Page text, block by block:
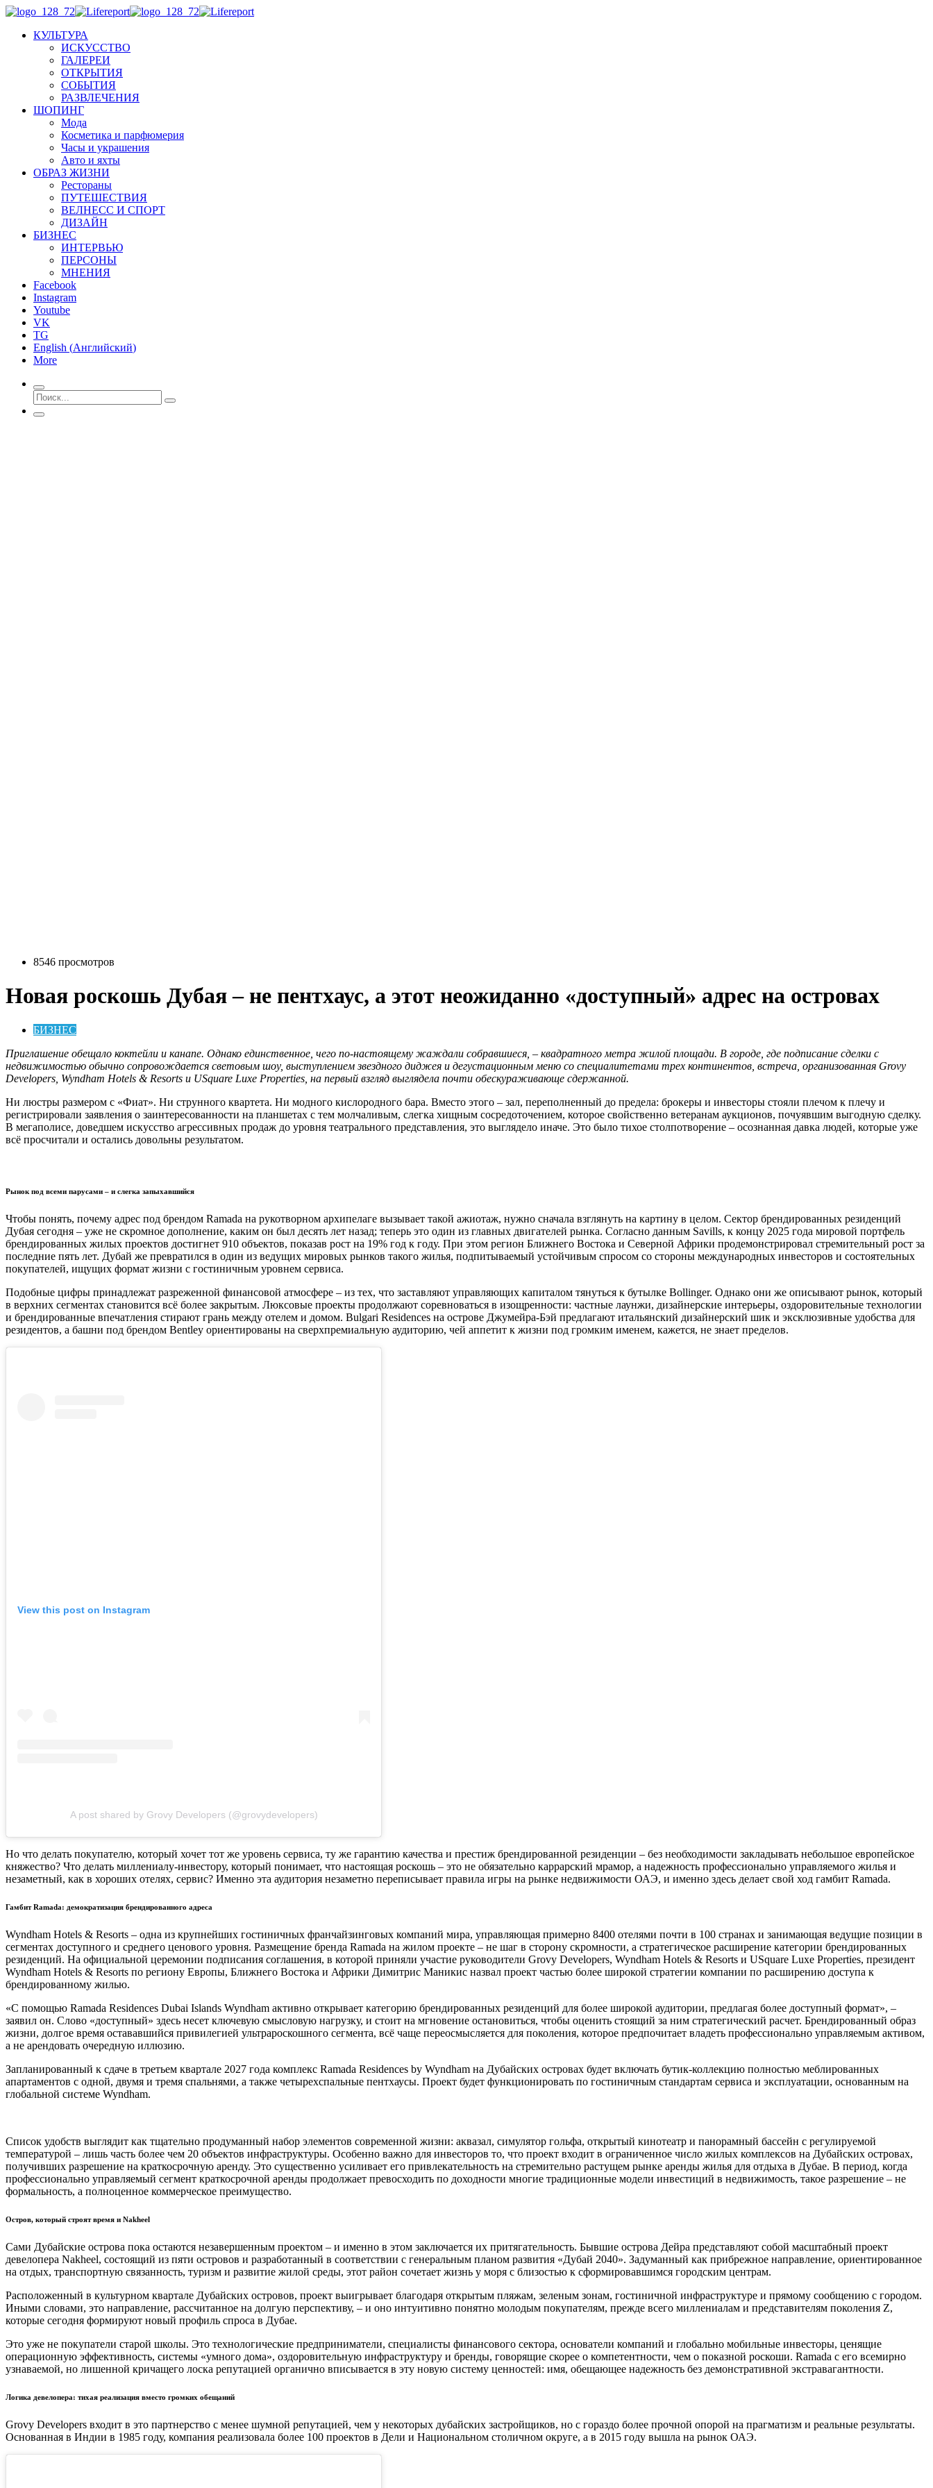
КУЛЬТУРА
ИСКУССТВО
ГАЛЕРЕИ
ОТКРЫТИЯ
СОБЫТИЯ
РАЗВЛЕЧЕНИЯ
ШОПИНГ
Мода
Косметика и парфюмерия
Часы и украшения
Авто и яхты
ОБРАЗ ЖИЗНИ
Рестораны
ПУТЕШЕСТВИЯ
ВЕЛНЕСС И СПОРТ
ДИЗАЙН
БИЗНЕС
ИНТЕРВЬЮ
ПЕРСОНЫ
МНЕНИЯ
Facebook
Instagram
Youtube
VK
TG
English (Английский)
More
8546 просмотров
Новая роскошь Дубая – не пентхаус, а этот неожиданно «доступный» адрес на островах
БИЗНЕС
Приглашение обещало коктейли и канапе. Однако единственное, чего по-настоящему жаждали собравшиеся, – квадратного метра жилой площади. В городе, где подписание сделки с
недвижимостью обычно сопровождается световым шоу, выступлением звездного диджея и дегустационным меню со специалитетами трех континентов, встреча, организованная Grovy
Developers, Wyndham Hotels & Resorts и USquare Luxe Properties, на первый взгляд выглядела почти обескураживающе сдержанной.
Ни люстры размером с «Фиат». Ни струнного квартета. Ни модного кислородного бара. Вместо этого – зал, переполненный до предела: брокеры и инвесторы стояли плечом к плечу и
регистрировали заявления о заинтересованности на планшетах с тем молчаливым, слегка хищным сосредоточением, которое свойственно ветеранам аукционов, почуявшим выгодную сделку.
В мегаполисе, доведшем искусство агрессивных продаж до уровня театрального представления, это выглядело иначе. Это было тихое столпотворение – осознанная давка людей, которые уже
всё просчитали и остались довольны результатом.
Рынок под всеми парусами – и слегка запыхавшийся
Чтобы понять, почему адрес под брендом Ramada на рукотворном архипелаге вызывает такой ажиотаж, нужно сначала взглянуть на картину в целом. Сектор брендированных резиденций
Дубая сегодня – уже не скромное дополнение, каким он был десять лет назад; теперь это один из главных двигателей рынка. Согласно данным Savills, к концу 2025 года мировой портфель
брендированных жилых проектов достигнет 910 объектов, показав рост на 19% год к году. При этом регион Ближнего Востока и Северной Африки продемонстрировал стремительный рост за
последние пять лет. Дубай же превратился в один из ведущих мировых рынков такого жилья, подпитываемый устойчивым спросом со стороны международных инвесторов и состоятельных
покупателей, ищущих формат жизни с гостиничным уровнем сервиса.
Подобные цифры принадлежат разреженной финансовой атмосфере – из тех, что заставляют управляющих капиталом тянуться к бутылке Bollinger. Однако они же описывают рынок, который
в верхних сегментах становится всё более закрытым. Люксовые проекты продолжают соревноваться в изощренности: частные лаунжи, дизайнерские интерьеры, оздоровительные технологии
и брендированные впечатления стирают грань между отелем и домом. Bulgari Residences на острове Джумейра-Бэй предлагают итальянский дизайнерский шик и эксклюзивные удобства для
резидентов, а башни под брендом Bentley ориентированы на сверхпремиальную аудиторию, чей аппетит к жизни под громким именем, кажется, не знает пределов.
View this post on Instagram
A post shared by Grovy Developers (@grovydevelopers)
Но что делать покупателю, который хочет тот же уровень сервиса, ту же гарантию качества и престиж брендированной резиденции – без необходимости закладывать небольшое европейское
княжество? Что делать миллениалу-инвестору, который понимает, что настоящая роскошь – это не обязательно каррарский мрамор, а надежность профессионально управляемого жилья и
незаметный, как в хороших отелях, сервис? Именно эта аудитория незаметно переписывает правила игры на рынке недвижимости ОАЭ, и именно здесь делает свой ход гамбит Ramada.
Гамбит Ramada: демократизация брендированного адреса
Wyndham Hotels & Resorts – одна из крупнейших гостиничных франчайзинговых компаний мира, управляющая примерно 8400 отелями почти в 100 странах и занимающая ведущие позиции в
сегментах доступного и среднего ценового уровня. Размещение бренда Ramada на жилом проекте – не шаг в сторону скромности, а стратегическое расширение категории брендированных
резиденций. На официальной церемонии подписания соглашения, в которой приняли участие руководители Grovy Developers, Wyndham Hotels & Resorts и USquare Luxe Properties, президент
Wyndham Hotels & Resorts по региону Европы, Ближнего Востока и Африки Димитрис Маникис назвал проект частью более широкой стратегии компании по расширению доступа к
брендированному жилью.
«С помощью Ramada Residences Dubai Islands Wyndham активно открывает категорию брендированных резиденций для более широкой аудитории, предлагая более доступный формат», –
заявил он. Слово «доступный» здесь несет ключевую смысловую нагрузку, и стоит на мгновение остановиться, чтобы оценить стоящий за ним стратегический расчет. Брендированный образ
жизни, долгое время остававшийся привилегией ультрароскошного сегмента, всё чаще переосмысляется для поколения, которое предпочитает владеть профессионально управляемым активом,
а не арендовать очередную иллюзию.
Запланированный к сдаче в третьем квартале 2027 года комплекс Ramada Residences by Wyndham на Дубайских островах будет включать бутик-коллекцию полностью меблированных
апартаментов с одной, двумя и тремя спальнями, а также четырехспальные пентхаусы. Проект будет функционировать по гостиничным стандартам сервиса и эксплуатации, основанным на
глобальной системе Wyndham.
Список удобств выглядит как тщательно продуманный набор элементов современной жизни: аквазал, симулятор гольфа, открытый кинотеатр и панорамный бассейн с регулируемой
температурой – лишь часть более чем 20 объектов инфраструктуры. Особенно важно для инвесторов то, что проект входит в ограниченное число жилых комплексов на Дубайских островах,
получивших разрешение на краткосрочную аренду. Это существенно усиливает его привлекательность на стремительно растущем рынке аренды жилья для отдыха в Дубае. В период, когда
профессионально управляемый сегмент краткосрочной аренды продолжает превосходить по доходности многие традиционные модели инвестиций в недвижимость, такое разрешение – не
формальность, а полноценное коммерческое преимущество.
Остров, который строят время и Nakheel
Сами Дубайские острова пока остаются незавершенным проектом – и именно в этом заключается их притягательность. Бывшие острова Дейра представляют собой масштабный проект
девелопера Nakheel, состоящий из пяти островов и разработанный в соответствии с генеральным планом развития «Дубай 2040». Задуманный как прибрежное направление, ориентированное
на отдых, транспортную связанность, туризм и развитие жилой среды, этот район сочетает жизнь у моря с близостью к сформировавшимся городским центрам.
Расположенный в культурном квартале Дубайских островов, проект выигрывает благодаря открытым пляжам, зеленым зонам, гостиничной инфраструктуре и прямому сообщению с городом.
Иными словами, это направление, рассчитанное на долгую перспективу, – и оно интуитивно понятно молодым покупателям, прежде всего миллениалам и представителям поколения Z,
которые сегодня формируют новый профиль спроса в Дубае.
Это уже не покупатели старой школы. Это технологические предприниматели, специалисты финансового сектора, основатели компаний и глобально мобильные инвесторы, ценящие
операционную эффективность, системы «умного дома», оздоровительную инфраструктуру и бренды, говорящие скорее о компетентности, чем о показной роскоши. Ramada с его всемирно
узнаваемой, но лишенной кричащего лоска репутацией органично вписывается в эту новую систему ценностей: имя, обещающее надежность без демонстративной экстравагантности.
Логика девелопера: тихая реализация вместо громких обещаний
Grovy Developers входит в это партнерство с менее шумной репутацией, чем у некоторых дубайских застройщиков, но с гораздо более прочной опорой на прагматизм и реальные результаты.
Основанная в Индии в 1985 году, компания реализовала более 100 проектов в Дели и Национальном столичном округе, а в 2015 году вышла на рынок ОАЭ.